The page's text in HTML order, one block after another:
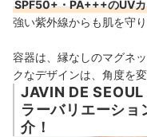
SPF50+・PA+++のUV
強い紫外線からも肌を守り
容器は、縁なしのマグネ
クなデザインは、角度を
JAVIN DE
ラーバリエーショ
介！